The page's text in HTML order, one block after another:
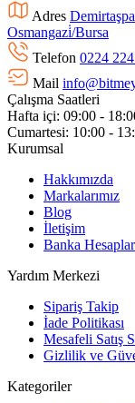
Adres
Osmangazi̇/Bursa
Telefon 0224
Mail
Çalışma Saatleri
Hafta içi: 09:00 -
Cumartesi: 10:00 -
Kurumsal
Hakkımızda
Markalarımız
Blog
İletişim
Banka
Yardım Merkezi
Sipariş Takip
İade Politikası
Mesafeli Satış
Gizlilik ve
Kategoriler